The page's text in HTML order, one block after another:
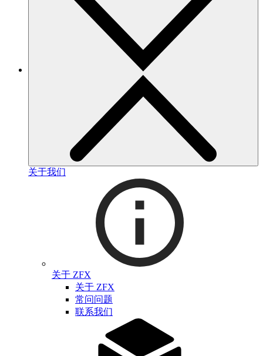
关于我们
关于 ZFX
关于 ZFX
常问问题
联系我们